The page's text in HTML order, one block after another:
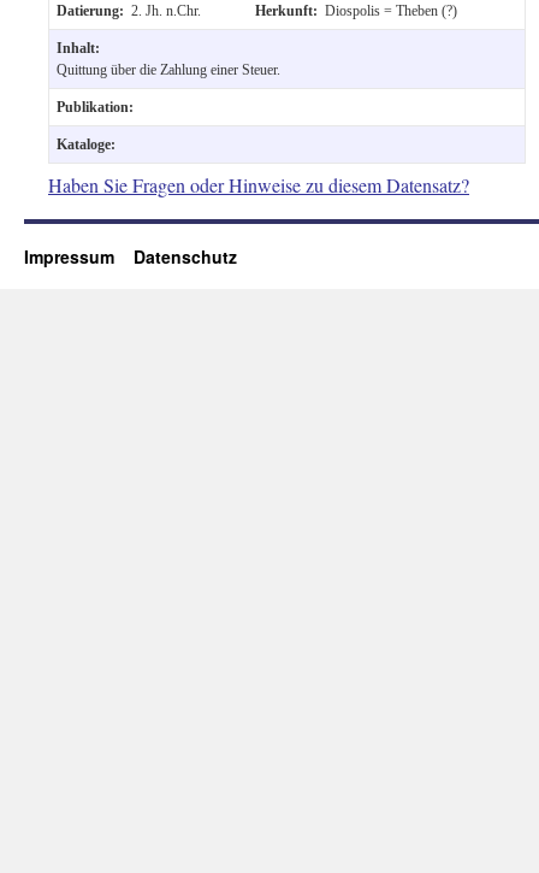
Datierung: 2. Jh. n.Chr. Herkunft: Diospolis = Theben (?)
Inhalt:
Quittung über die Zahlung einer Steuer.
Publikation:
Kataloge:
Haben Sie Fragen oder Hinweise zu diesem Datensatz?
Impressum Datenschutz